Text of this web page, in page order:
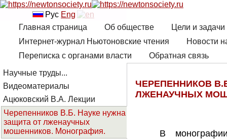
Рус Eng
Главная страница
Об обществе
Цели и
Интернет-журнал Ньютоновские чтения
Новости
Переписка с органами власти
Обратная связь
ЧЕРЕПЕННИКОВ
ЛЖЕНАУЧНЫХ
В
Научные труды...
Видеоматериалы
Ацюковский В.А. Лекции
Черепенников В.Б. Науке нужна
защита от лженаучных
мошенников. Монография.